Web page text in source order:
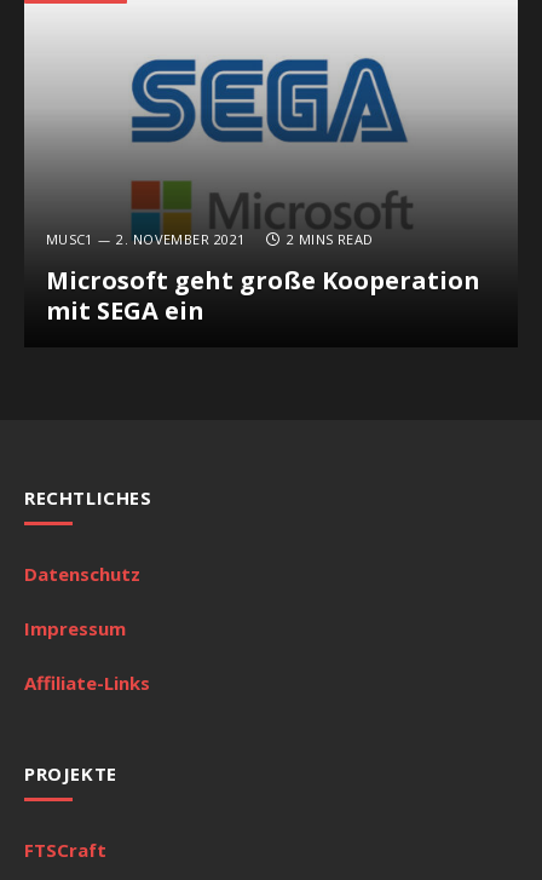
MUSC1 2. NOVEMBER 2021 2 MINS READ
Microsoft geht große Kooperation
mit SEGA ein
RECHTLICHES
Datenschutz
Impressum
Affiliate-Links
PROJEKTE
FTSCraft